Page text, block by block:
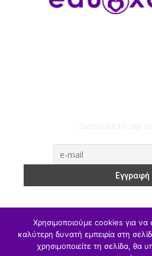
ΥΠΑΙΘΑ Υπηρεσιακά Α/θμια
Χρησιμοποιούμε cookies για
καλύτερη δυνατή εμπειρία στη
χρησιμοποιείτε τη σελίδα, θα